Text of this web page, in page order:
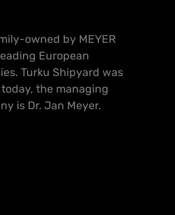
owned by MEYER
European
Turku Shipyard was
the managing
is Dr. Jan Meyer.